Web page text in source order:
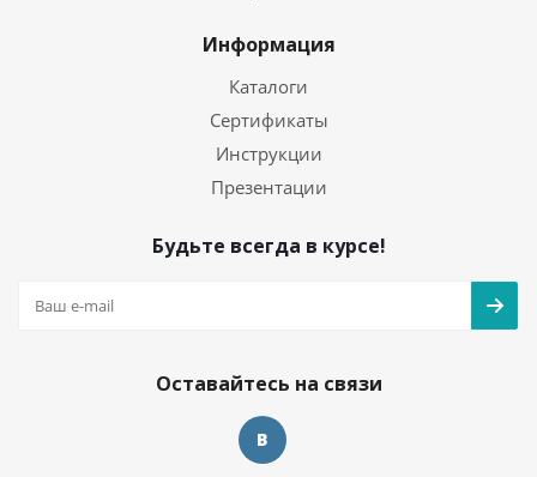
Информация
Каталоги
Сертификаты
Инструкции
Презентации
Будьте всегда в курсе!
Оставайтесь на связи